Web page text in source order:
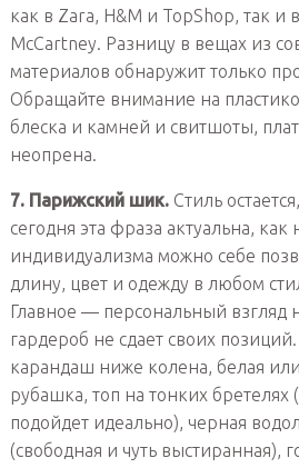
как в Zara, H&M и TopShop, так и
McCartney. Разницу в вещах из
материалов обнаружит только
Обращайте внимание на
блеска и камней и свитшоты,
неопрена.
7. Парижский шик.Стиль
сегодня эта фраза актуальна, как
индивидуализма можно себе
длину, цвет и одежду в любом
Главное — персональный взгляд
гардероб не сдает своих
карандаш ниже колена, белая
рубашка, топ на тонких бретелях
подойдет идеально), черная
(свободная и чуть выстиранная),